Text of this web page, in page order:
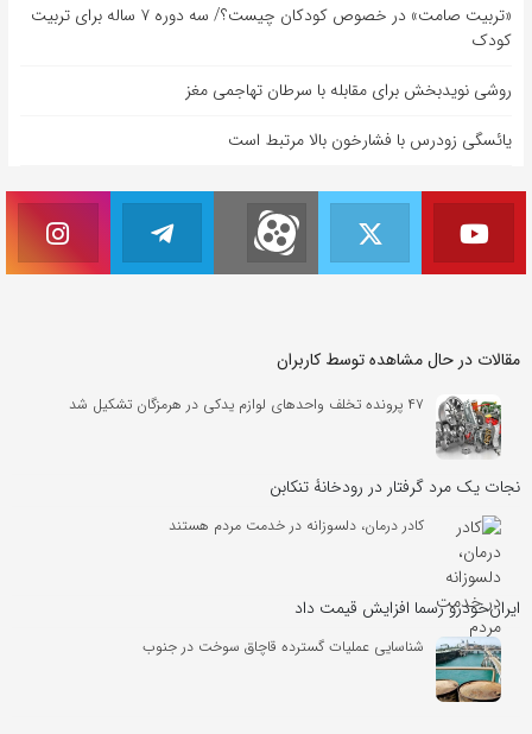
«تربیت صامت» در خصوص کودکان چیست؟/ سه دوره ۷ ساله برای تربیت
کودک
روشی نویدبخش برای مقابله با سرطان تهاجمی مغز
یائسگی زودرس با فشارخون بالا مرتبط است
مقالات در حال مشاهده توسط کاربران
۴۷ پرونده تخلف واحدهای لوازم یدکی در هرمزگان تشکیل شد
نجات یک مرد گرفتار در رودخانۀ تنکابن
کادر درمان، دلسوزانه در خدمت مردم هستند
ایران‌خودرو رسما افزایش قیمت داد
شناسایی عملیات گسترده قاچاق سوخت در جنوب